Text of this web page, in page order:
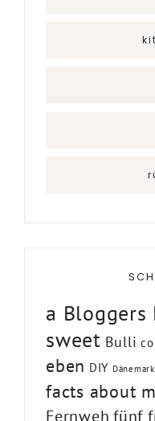
a Bloggers
sweet Bulli
eben DIY Dänemark
facts about
Fernweh fünf